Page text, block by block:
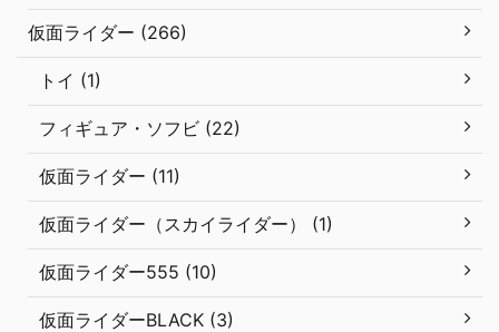
仮面ライダー (266)
トイ (1)
フィギュア・ソフビ (22)
仮面ライダー (11)
仮面ライダー（スカイライダー） (1)
仮面ライダー555 (10)
仮面ライダーBLACK (3)